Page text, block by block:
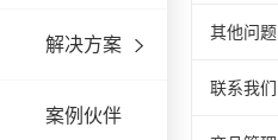
解决方案
案例伙伴
其他问题
联系我们